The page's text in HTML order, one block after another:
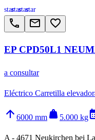
starstarstarstar
call email favorite_border
EP CPD50L1
a consultar
Eléctrico Carretilla
arrow_upward 6000 mm weight 5.000 kg
A - 4671 Neukirchen bei